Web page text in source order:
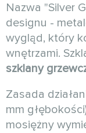
Nazwa "Silver
designu -
wygląd, który
wnętrzami.
szklany
Zasada
mm
mosiężny